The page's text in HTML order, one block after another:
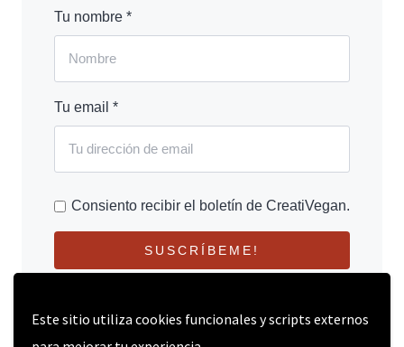
Este sitio utiliza cookies funcionales y scripts externos
Tu nombre *
Tu email *
Consiento recibir el boletín de CreatiVegan.
SUSCRÍBEME!